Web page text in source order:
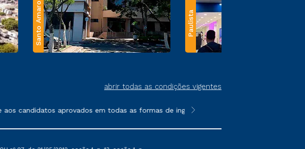
Santo Amaro Paulista
abrir todas as condições vigentes
candidatos aprovados em todas as formas de ingresso, exceto na prova on-line ou
**Semipresencial e EAD são